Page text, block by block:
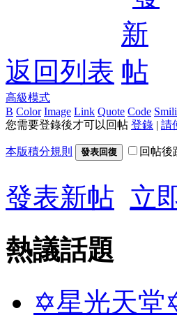
返回列表
高級模式
B Color Image Link Quote Code
您需要登錄後才可以回帖 登錄 | 請
本版積分規則 發表回復 回帖後
發表新帖 立
熱議話題
✡星光天堂